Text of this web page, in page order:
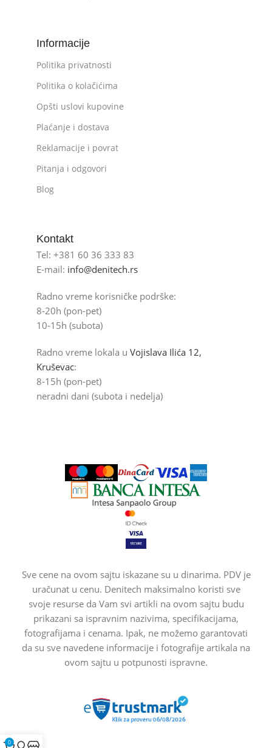
Informacije
Politika privatnosti
Politika o kolačićima
Opšti uslovi kupovine
Plaćanje i dostava
Reklamacije i povrat
Pitanja i odgovori
Blog
Kontakt
Tel: +381 60 36 333 83
E-mail: info@denitech.rs
Radno vreme korisničke podrške:
8-20h (pon-pet)
10-15h (subota)
Radno vreme lokala u Vojislava Ilića 12,
Kruševac:
8-15h (pon-pet)
neradni dani (subota i nedelja)
Sve cene na ovom sajtu iskazane su u dinarima. PDV je
uračunat u cenu. Denitech maksimalno koristi sve
svoje resurse da Vam svi artikli na ovom sajtu budu
prikazani sa ispravnim nazivima, specifikacijama,
fotografijama i cenama. Ipak, ne možemo garantovati
da su sve navedene informacije i fotografije artikala na
ovom sajtu u potpunosti ispravne.
0